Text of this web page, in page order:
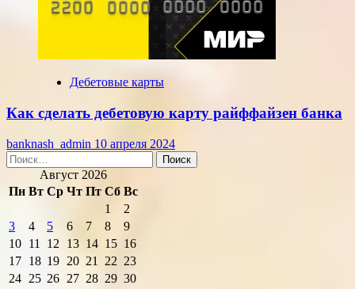
Дебетовые карты
Как сделать дебетовую карту райффайзен банка
banknash_admin 10 апреля 2024
Найти:
Август 2026
Пн Вт Ср Чт Пт Сб Вс
1
2
3
4 5 6 7 8
9
10 11 12 13 14 15 16
17 18 19 20 21 22 23
24 25 26 27 28 29 30